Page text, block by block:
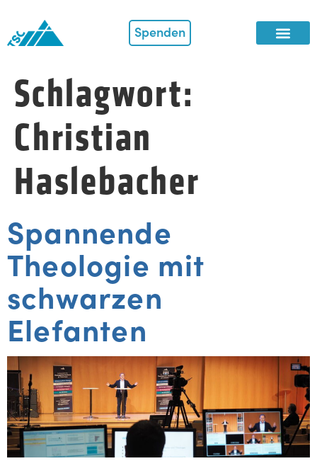
Spenden
Schlagwort:
Christian
Haslebacher
Spannende
Theologie mit
schwarzen
Elefanten